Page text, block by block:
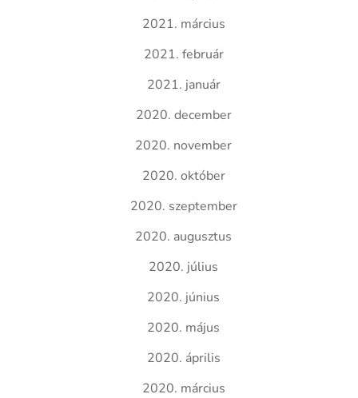
2021. március
2021. február
2021. január
2020. december
2020. november
2020. október
2020. szeptember
2020. augusztus
2020. július
2020. június
2020. május
2020. április
2020. március